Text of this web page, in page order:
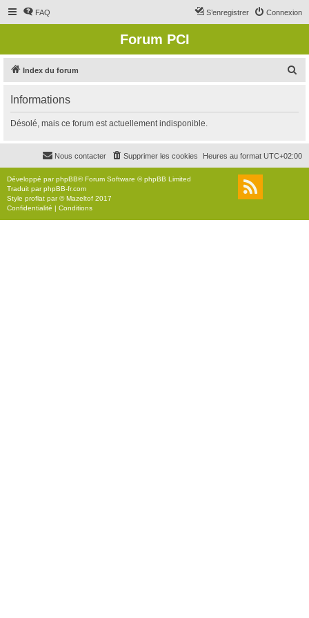
FAQ Connexion
S’enregistrer
Forum PCI
Index du forum
r
c
r
Informations
Désolé, mais ce forum est actuellement indisponible.
Heures au format UTC+02:00
Supprimer les cookies
Nous contacter
Développé parphpBB® Forum Software © phpBB Limited
Traduit parphpBB-fr.com
Style proflat par ©Mazeltof 2017
Confidentialité | Conditions